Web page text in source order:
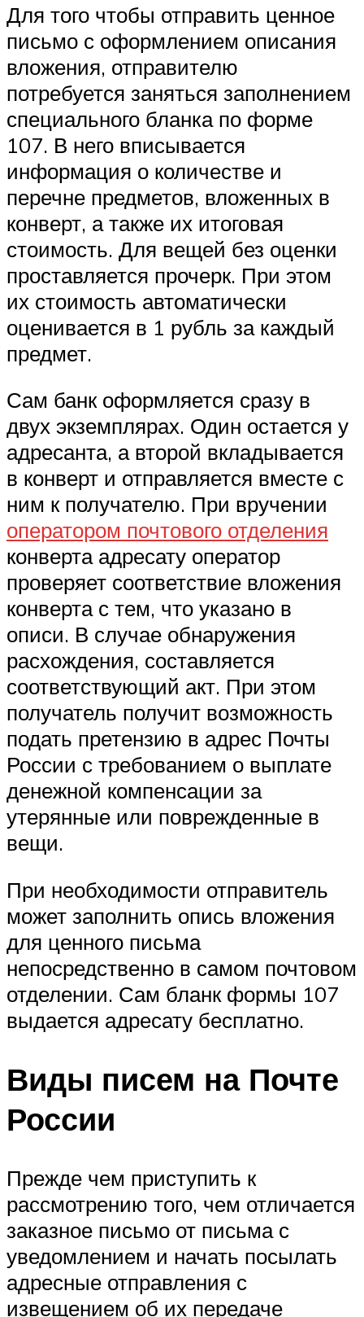
Для того чтобы отправить ценное
письмо с оформлением описания
вложения, отправителю
потребуется заняться заполнением
специального бланка по форме
107. В него вписывается
информация о количестве и
перечне предметов, вложенных в
конверт, а также их итоговая
стоимость. Для вещей без оценки
проставляется прочерк. При этом
их стоимость автоматически
оценивается в 1 рубль за каждый
предмет.
Сам банк оформляется сразу в
двух экземплярах. Один остается у
адресанта, а второй вкладывается
в конверт и отправляется вместе с
ним к получателю. При вручении
оператором почтового отделения
конверта адресату оператор
проверяет соответствие вложения
конверта с тем, что указано в
описи. В случае обнаружения
расхождения, составляется
соответствующий акт. При этом
получатель получит возможность
подать претензию в адрес Почты
России с требованием о выплате
денежной компенсации за
утерянные или поврежденные в
вещи.
При необходимости отправитель
может заполнить опись вложения
для ценного письма
непосредственно в самом почтовом
отделении. Сам бланк формы 107
выдается адресату бесплатно.
Виды писем на Почте
России
Прежде чем приступить к
рассмотрению того, чем отличается
заказное письмо от письма с
уведомлением и начать посылать
адресные отправления с
извещением об их передаче